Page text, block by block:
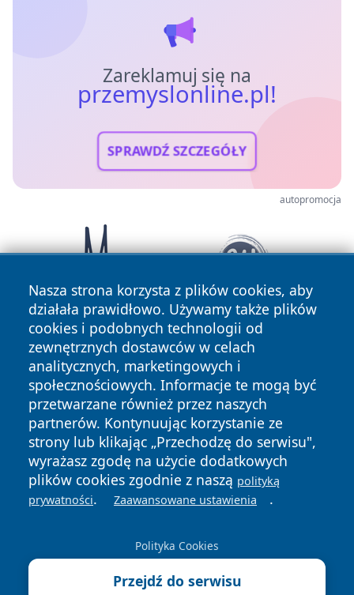
Zareklamuj się na
przemyslonline.pl!
SPRAWDŹ SZCZEGÓŁY
autopromocja
Nasza strona korzysta z plików cookies, aby
działała prawidłowo. Używamy także plików
cookies i podobnych technologii od
zewnętrznych dostawców w celach
analitycznych, marketingowych i
społecznościowych. Informacje te mogą być
przetwarzane również przez naszych
partnerów. Kontynuując korzystanie ze
strony lub klikając „Przechodzę do serwisu",
wyrażasz zgodę na użycie dodatkowych
plików cookies zgodnie z naszą polityką
prywatności. Zaawansowane ustawienia .
Polityka Cookies
Przejdź do serwisu
Copyright © 2026 przemyslonline.pl Wszystkie prawa
zastrzeżone.
News Autorzy
Polityka
Polityka